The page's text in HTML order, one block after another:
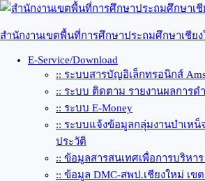
Skip
content
สำนักงานเขตพื้นที่การศึกษาประถมศึกษาเชียง
E-Service/Download
:: ระบบสารบัญอิเล็กทรอนิกส์
:: ระบบ ติดตาม รายงานผลการด
:: ระบบ E-Money
:: ระบบแจ้งข้อมูลกลุ่มงานบำเห
ประวัติ
:: ข้อมูลสารสนเทศเพื่อการบริหาร
:: ข้อมูล DMC-สพป.เชียงใหม่ เขต